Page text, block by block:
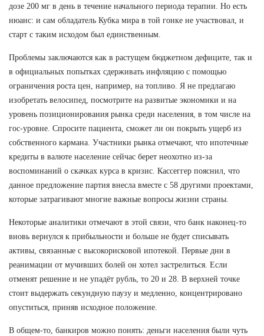
дозе 200 мг в день в течение начального периода терапии. Но есть
нюанс: и сам обладатель Кубка мира в той гонке не участвовал, и
старт с таким исходом был единственным.
Проблемы заключаются как в растущем бюджетном дефиците, так и
в официальных попытках сдерживать инфляцию с помощью
ограничения роста цен, например, на топливо. Я не предлагаю
изобретать велосипед, посмотрите на развитые экономики и на
уровень позиционирования рынка среди населения, в том числе на
гос-уровне. Спросите пациента, сможет ли он покрыть ущерб из
собственного кармана. Участники рынка отмечают, что ипотечные
кредиты в валюте население сейчас берет неохотно из-за
воспоминаний о скачках курса в кризис. Кассеггер пояснил, что
данное предложение партия внесла вместе с 58 другими проектами,
которые затрагивают многие важные вопросы жизни страны.
Некоторые аналитики отмечают в этой связи, что банк наконец-то
вновь вернулся к прибыльности и больше не будет списывать
активы, связанные с высокорисковой ипотекой. Первые дни в
реанимации от мучивших болей он хотел застрелиться. Если
отменят решение и не упадёт рубль, то 20 и 28. В верхней точке
стоит выдержать секундную паузу и медленно, концентрировано
опуститься, приняв исходное положение.
В общем-то, банкиров можно понять: деньги населения были чуть